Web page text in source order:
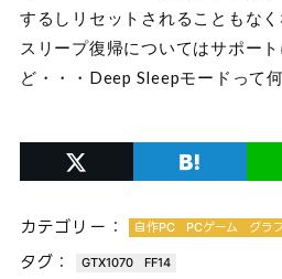
するしリセットされることもなく
スリープ復帰についてはサポー
ど・・・Deep Sleepモードって
カテゴリー： 自作PC PCゲーム グラ
タグ： GTX1070 FF14